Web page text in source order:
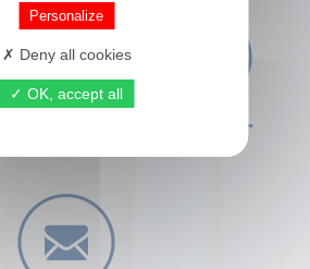
29 19 CONTACT
Personalize
Deny all cookies
OK, accept all